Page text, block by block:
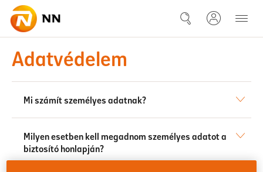
Ugrás a fő tartalomhoz
Adatvédelmi szabályzat
Adatvédelem
Mi számít személyes adatnak?
Milyen esetben kell megadnom személyes adatot a
biztosító honlapján?